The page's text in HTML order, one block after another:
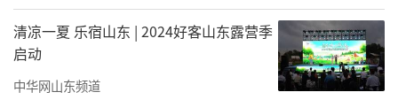
清凉一夏 乐宿山东 | 2024好客山东露营季
启动
中华网山东频道